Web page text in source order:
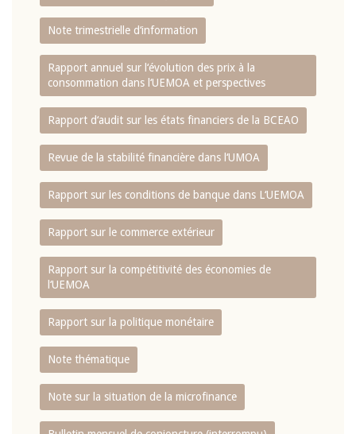
Note trimestrielle d‘information
Rapport annuel sur l‘évolution des prix à la
consommation dans l‘UEMOA et perspectives
Rapport d‘audit sur les états financiers de la BCEAO
Revue de la stabilité financière dans l‘UMOA
Rapport sur les conditions de banque dans L‘UEMOA
Rapport sur le commerce extérieur
Rapport sur la compétitivité des économies de
l‘UEMOA
Rapport sur la politique monétaire
Note thématique
Note sur la situation de la microfinance